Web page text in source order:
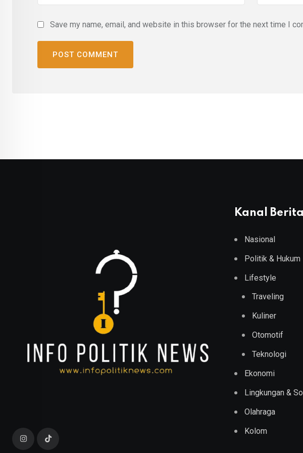
Save my name, email, and website in this browser for the next time I
Kanal Berita
Nasional
Politik & Hukum
Lifestyle
Traveling
Kuliner
Otomotif
Teknologi
Ekonomi
Lingkungan &
Olahraga
Kolom